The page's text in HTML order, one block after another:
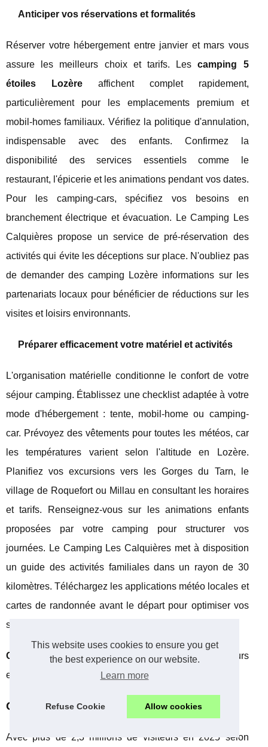
This website uses cookies to ensure you get
the best experience on our website.
Learn more
Refuse Cookie Allow cookies
Anticiper vos réservations et formalités
Réserver votre hébergement entre janvier et mars vous
assure les meilleurs choix et tarifs. Lescamping 5
étoiles Lozèreaffichent complet rapidement,
particulièrement pour les emplacements premium et
mobil-homes familiaux. Vérifiez la politique d'annulation,
indispensable avec des enfants. Confirmez la
disponibilité des services essentiels comme le
restaurant, l'épicerie et les animations pendant vos dates.
Pour les camping-cars, spécifiez vos besoins en
branchement électrique et évacuation. Le Camping Les
Calquières propose un service de pré-réservation des
activités qui évite les déceptions sur place. N'oubliez pas
de demander des camping Lozère informations sur les
partenariats locaux pour bénéficier de réductions sur les
visites et loisirs environnants.
Préparer efficacement votre matériel et activités
L'organisation matérielle conditionne le confort de votre
séjour camping. Établissez une checklist adaptée à votre
mode d'hébergement : tente, mobil-home ou camping-
car. Prévoyez des vêtements pour toutes les météos, car
les températures varient selon l'altitude en Lozère.
Planifiez vos excursions vers les Gorges du Tarn, le
village de Roquefort ou Millau en consultant les horaires
et tarifs. Renseignez-vous sur les animations enfants
proposées par votre camping pour structurer vos
journées. Le Camping Les Calquières met à disposition
un guide des activités familiales dans un rayon de 30
kilomètres. Téléchargez les applications météo locales et
cartes de randonnée avant le départ pour optimiser vos
sorties nature dans cette région exceptionnelle.
Conseil malin :réservez tôt pour sécuriser les meilleurs
emplacements et services familiaux !
Questions fréquentes
Avec plus de 2,3 millions de visiteurs en 2025 selon